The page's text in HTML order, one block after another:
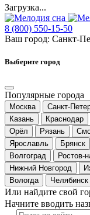
Загрузка...
8 (800) 550-15-50
Ваш город: Санкт-
Выберите город
Популярные города
Москва Санкт-
Казань
Краснодар
Орёл
Рязань
Ярославль
Брянск
Волгоград
Ростов-
Нижний Новгород
Вологда
Челябинск
Или найдите свой
Начните вводить